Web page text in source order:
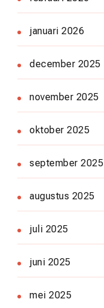
januari 2026
december 2025
november 2025
oktober 2025
september 2025
augustus 2025
juli 2025
juni 2025
mei 2025